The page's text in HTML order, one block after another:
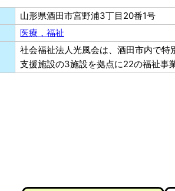
山形県酒田市宮野浦3丁目20番1号
医療，福祉
社会福祉法人光風会は、酒田市内で
支援施設の3施設を拠点に22の福祉事